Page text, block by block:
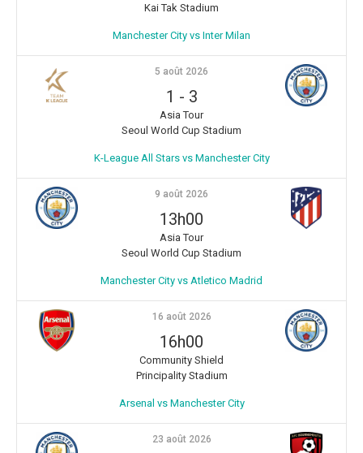
Kai Tak Stadium
Manchester City vs Inter Milan
5 août 2026
1 - 3
Asia Tour
Seoul World Cup Stadium
K-League All Stars vs Manchester City
9 août 2026
13h00
Asia Tour
Seoul World Cup Stadium
Manchester City vs Atletico Madrid
16 août 2026
16h00
Community Shield
Principality Stadium
Arsenal vs Manchester City
23 août 2026